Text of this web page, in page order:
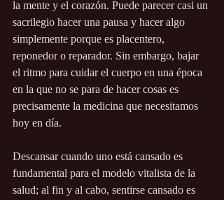
la mente y el corazón. Puede parecer casi un
sacrilegio hacer una pausa y hacer algo
simplemente porque es placentero,
reponedor o reparador. Sin embargo, bajar
el ritmo para cuidar el cuerpo en una época
en la que no se para de hacer cosas es
precisamente la medicina que necesitamos
hoy en día.
Descansar cuando uno está cansado es
fundamental para el modelo vitalista de la
salud; al fin y al cabo, sentirse cansado es